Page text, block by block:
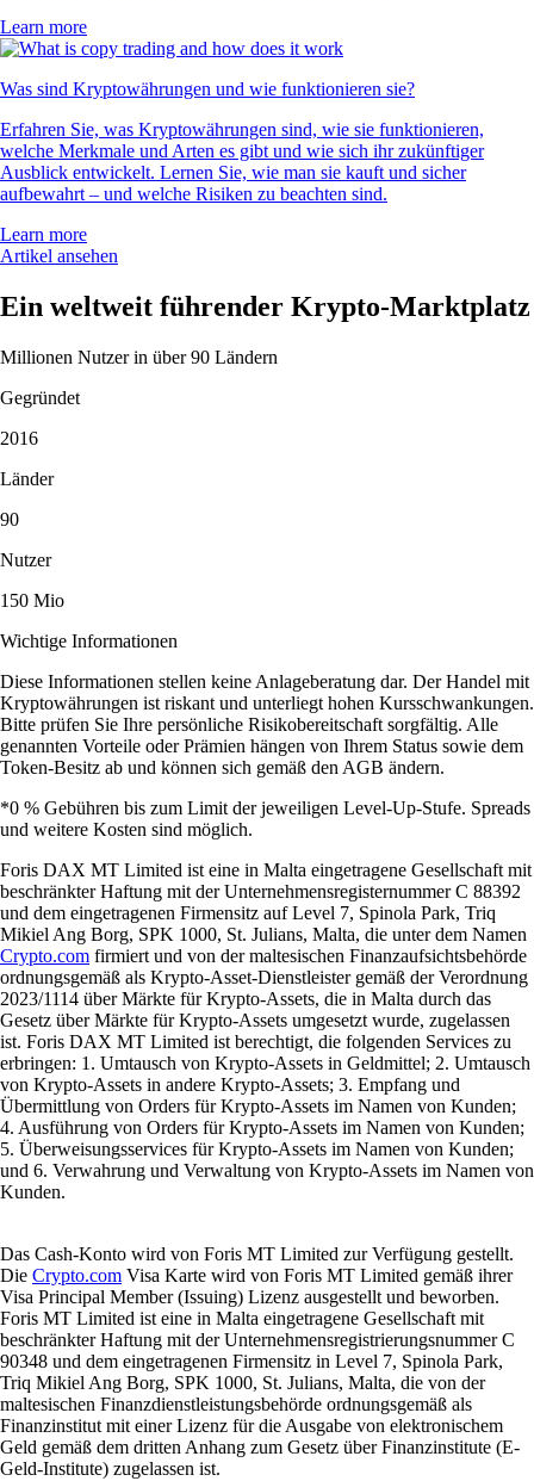
Learn more
Was sind Kryptowährungen und wie funktionieren sie?
Erfahren Sie, was Kryptowährungen sind, wie sie funktionieren,
welche Merkmale und Arten es gibt und wie sich ihr zukünftiger
Ausblick entwickelt. Lernen Sie, wie man sie kauft und sicher
aufbewahrt – und welche Risiken zu beachten sind.
Learn more
Artikel ansehen
Ein weltweit führender Krypto-Marktplatz
Millionen Nutzer in über 90 Ländern
Gegründet
2016
Länder
90
Nutzer
150 Mio
Wichtige Informationen
Diese Informationen stellen keine Anlageberatung dar. Der Handel mit
Kryptowährungen ist riskant und unterliegt hohen Kursschwankungen.
Bitte prüfen Sie Ihre persönliche Risikobereitschaft sorgfältig. Alle
genannten Vorteile oder Prämien hängen von Ihrem Status sowie dem
Token-Besitz ab und können sich gemäß den AGB ändern.
*0 % Gebühren bis zum Limit der jeweiligen Level-Up-Stufe. Spreads
und weitere Kosten sind möglich.
Foris DAX MT Limited ist eine in Malta eingetragene Gesellschaft mit
beschränkter Haftung mit der Unternehmensregisternummer C 88392
und dem eingetragenen Firmensitz auf Level 7, Spinola Park, Triq
Mikiel Ang Borg, SPK 1000, St. Julians, Malta, die unter dem Namen
Crypto.com firmiert und von der maltesischen Finanzaufsichtsbehörde
ordnungsgemäß als Krypto-Asset-Dienstleister gemäß der Verordnung
2023/1114 über Märkte für Krypto-Assets, die in Malta durch das
Gesetz über Märkte für Krypto-Assets umgesetzt wurde, zugelassen
ist. Foris DAX MT Limited ist berechtigt, die folgenden Services zu
erbringen: 1. Umtausch von Krypto-Assets in Geldmittel; 2. Umtausch
von Krypto-Assets in andere Krypto-Assets; 3. Empfang und
Übermittlung von Orders für Krypto-Assets im Namen von Kunden;
4. Ausführung von Orders für Krypto-Assets im Namen von Kunden;
5. Überweisungsservices für Krypto-Assets im Namen von Kunden;
und 6. Verwahrung und Verwaltung von Krypto-Assets im Namen von
Kunden.
Das Cash-Konto wird von Foris MT Limited zur Verfügung gestellt.
Die Crypto.com Visa Karte wird von Foris MT Limited gemäß ihrer
Visa Principal Member (Issuing) Lizenz ausgestellt und beworben.
Foris MT Limited ist eine in Malta eingetragene Gesellschaft mit
beschränkter Haftung mit der Unternehmensregistrierungsnummer C
90348 und dem eingetragenen Firmensitz in Level 7, Spinola Park,
Triq Mikiel Ang Borg, SPK 1000, St. Julians, Malta, die von der
maltesischen Finanzdienstleistungsbehörde ordnungsgemäß als
Finanzinstitut mit einer Lizenz für die Ausgabe von elektronischem
Geld gemäß dem dritten Anhang zum Gesetz über Finanzinstitute (E-
Geld-Institute) zugelassen ist.